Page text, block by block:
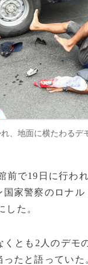
、地面に横たわるデ
前で19日に行わ
家警察のロナル
した。
とも2人のデモ
たと語ってい